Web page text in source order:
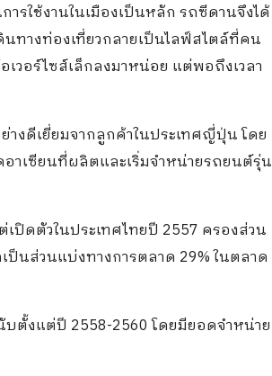
ารใช้งานในเมืองเป็นหลัก รถซีดานจึงได้
ทางท่องเที่ยวกลายเป็นไลฟ์สไตล์ที่คน
วอร์ไซส์เล็กลงมาหน่อย แต่พอถึงเวลา
งดีเยี่ยมจากลูกค้าในประเทศญี่ปุ่น โดย
าเซียนที่ผลิตและเริ่มจำหน่ายรถยนต์รุ่น
ปิดตัวในประเทศไทยปี 2557 ครองส่วน
นส่วนแบ่งทางการตลาด 29% ในตลาด
ตั้งแต่ปี 2558-2560 โดยมียอดจำหน่าย